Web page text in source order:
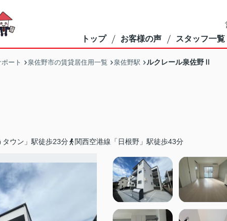
トップ お客様の声 スタッフ一覧
ート 泉佐野市の賃貸居住用一覧 泉佐野駅 ルクレール泉佐野Ⅱ
タウン」駅徒歩23分 関西空港線「日根野」駅徒歩43分